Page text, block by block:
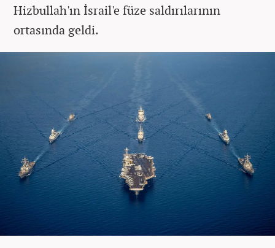
Hizbullah'ın İsrail'e füze saldırılarının
ortasında geldi.